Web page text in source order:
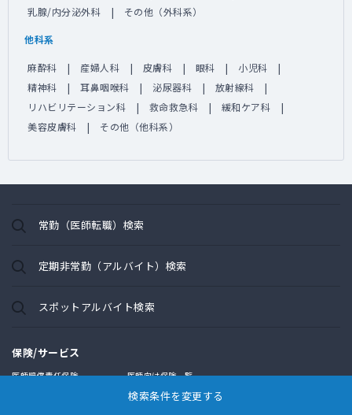
検索条件を変更する
乳腺/内分泌外科
その他（外科系）
他科系
麻酔科 産婦人科 皮膚科 眼科
小児科
精神科
耳鼻咽喉科 泌尿器科
放射線科
リハビリテーション科
救命救急科
緩和ケア科
美容皮膚科
その他（他科系）
常勤（医師転職）検索
定期非常勤（アルバイト）検索
スポットアルバイト検索
保険/サービス
医師賠償責任保険
医師向け保険一覧
民間医局書店